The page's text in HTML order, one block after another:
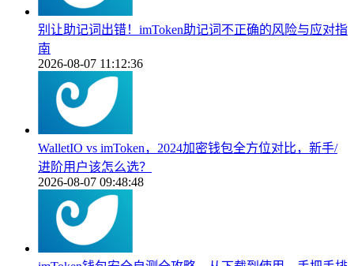
别让助记词出错！imToken助记词不正确的风险与应对指
南
2026-08-07 11:12:36
WalletIO vs imToken，2024加密钱包全方位对比，新手/
进阶用户该怎么选？
2026-08-07 09:48:48